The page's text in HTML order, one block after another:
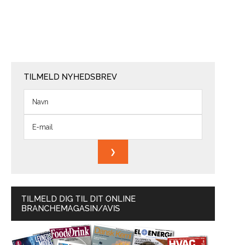
TILMELD NYHEDSBREV
TILMELD DIG TIL DIT ONLINE
BRANCHEMAGASIN/AVIS